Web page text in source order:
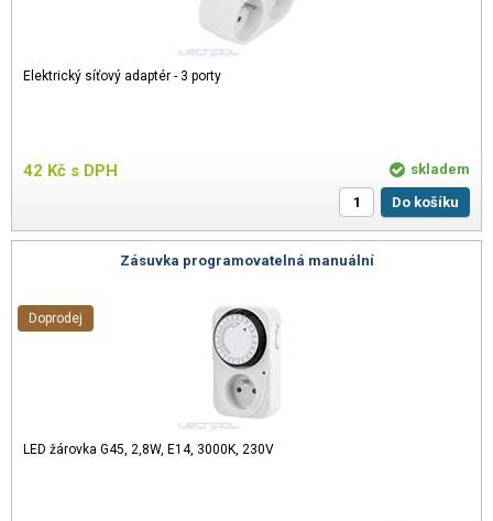
Elektrický síťový adaptér - 3 porty
42 Kč s DPH
skladem
Do košíku
Zásuvka programovatelná manuální
LED žárovka G45, 2,8W, E14, 3000K, 230V
Doprodej